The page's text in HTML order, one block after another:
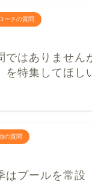
ーチの質問
ではありません
を特集してほし
の質問
はプールを常設